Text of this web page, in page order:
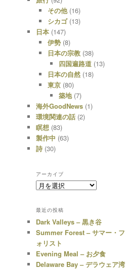
その他(16)
シカゴ(13)
日本 (147)
伊勢(8)
日本の宗教(38)
四国遍路道 (13)
日本の自然(18)
東京(80)
築地(7)
海外GoodNews (1)
環境関連の話 (2)
瞑想 (83)
製作中 (63)
詩 (30)
アーカイブ
ア
イ
ブ
最近の投稿
Dark Valleys – 黒き谷
Summer Forest – サマー・フ
ォリスト
Evening Meal – お夕食
Delaware Bay – デラウェア湾